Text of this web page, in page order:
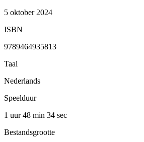
5 oktober 2024
ISBN
9789464935813
Taal
Nederlands
Speelduur
1 uur 48 min 34 sec
Bestandsgrootte